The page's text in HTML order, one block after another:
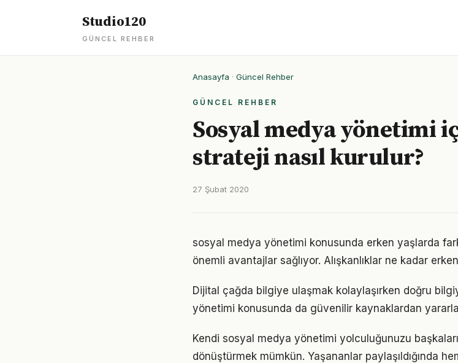
Studio120
GÜNCEL REHBER
Anasayfa · Güncel Rehber
GÜNCEL REHBER
Sosyal medya yönetimi
strateji nasıl kurulur?
27 Şubat 2020
sosyal medya yönetimi konusunda erken yaşlarda
önemli avantajlar sağlıyor. Alışkanlıklar ne kadar
Dijital çağda bilgiye ulaşmak kolaylaşırken doğru
yönetimi konusunda da güvenilir kaynaklardan
Kendi sosyal medya yönetimi yolculuğunuzu
dönüştürmek mümkün. Yaşananlar paylaşıldığında